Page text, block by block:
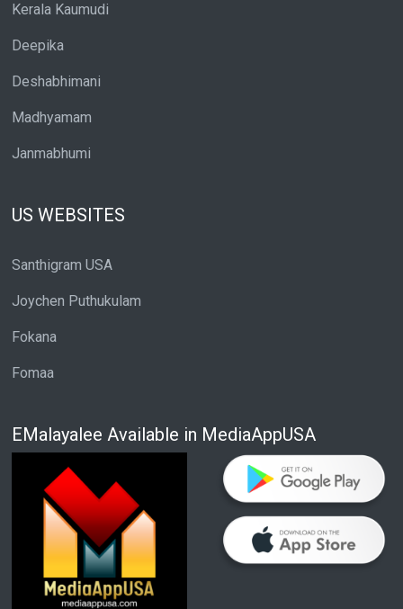
Kerala Kaumudi
Deepika
Deshabhimani
Madhyamam
Janmabhumi
US WEBSITES
Santhigram USA
Joychen Puthukulam
Fokana
Fomaa
EMalayalee Available in MediaAppUSA